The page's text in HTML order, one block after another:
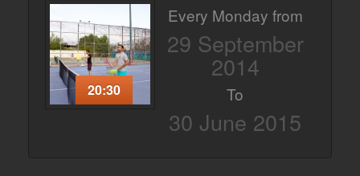
20:30
Every Monday from
29 September
2014
To
30 June 2015